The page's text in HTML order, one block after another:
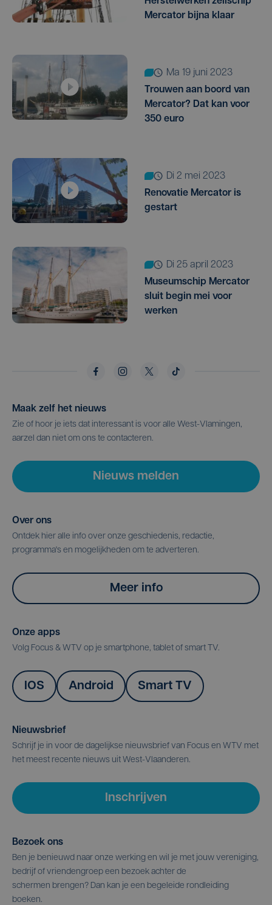
Mercator bijna klaar
ma 19 juni 2023
Trouwen aan boord van
Mercator? Dat kan voor
350 euro
di 2 mei 2023
Renovatie Mercator is
gestart
di 25 april 2023
Museumschip Mercator
sluit begin mei voor
werken
Maak zelf het nieuws
Zie of hoor je iets dat interessant is voor alle West-Vlamingen,
aarzel dan niet om ons te contacteren.
Nieuws melden
Over ons
Ontdek hier alle info over onze geschiedenis, redactie,
programma's en mogelijkheden om te adverteren.
Meer info
Onze apps
Volg Focus & WTV op je smartphone, tablet of smart TV.
IOS Android Smart TV
Nieuwsbrief
Schrijf je in voor de dagelijkse nieuwsbrief van Focus en WTV met
het meest recente nieuws uit West-Vlaanderen.
Inschrijven
Bezoek ons
Ben je benieuwd naar onze werking en wil je met jouw vereniging,
bedrijf of vriendengroep een bezoek achter de
schermen brengen? Dan kan je een begeleide rondleiding
boeken.